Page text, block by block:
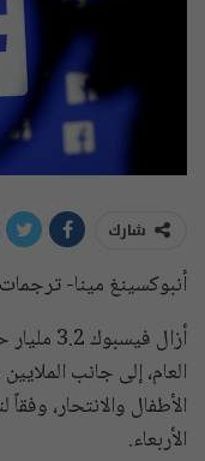
شارك
أنبوكسينغ مينا- ترجمات
أزال
العام، إلى جانب
الأطفال والانتحار،
الأربعاء.